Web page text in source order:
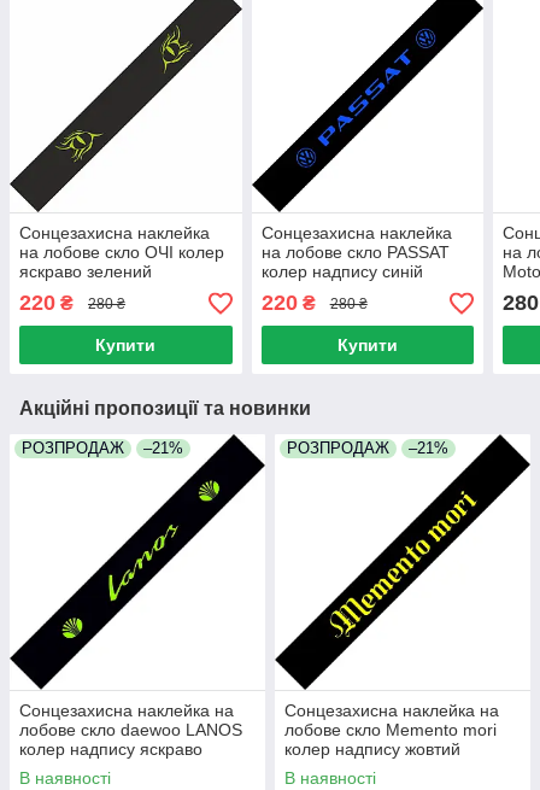
Сонцезахисна наклейка
на лобове скло ОЧІ колер
яскраво зелений
220 ₴ 280 ₴
Купити
Сонцезахисна наклейка
на лобове скло PASSAT
колер надпису синій
220₴ 280 ₴
Купити
на
line
280
Акційні пропозиції та новинки
РОЗПРОДАЖ –21%
Сонцезахисна наклейка на
лобове скло daewoo LANOS
колер надпису яскраво
зелений
В наявності
РОЗПРОДАЖ –21%
Сонцезахисна наклейка на
лобове скло Memento mori
колер надпису жовтий
В наявності